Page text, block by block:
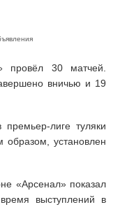
провёл 30 матчей.
вничью и 19
лиге туляки
образом, установлен
«Арсенал» показал
выступлений в